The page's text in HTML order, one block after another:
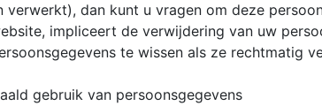
dan kunt u vragen om deze
impliceert de verwijdering van uw
te wissen als ze rechtmatig
gebruik van persoonsgegevens